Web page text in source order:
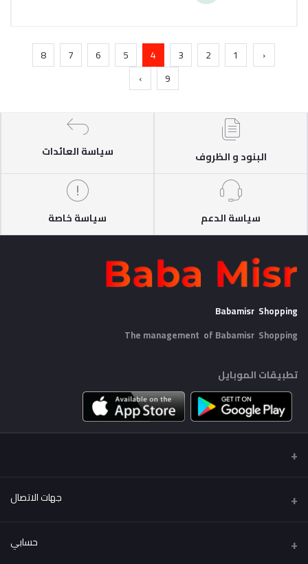
‹
1
2
3
4
5
6
7
8
9
›
البنود و الظروف سياسة العائدات
سياسة الدعم سياسة خاصة
Babamisr Shopping
The management of Babamisr Shopping
تطبيقات الموبايل
جهات الاتصال
عنوان
Babamisr Shopping
حسابي